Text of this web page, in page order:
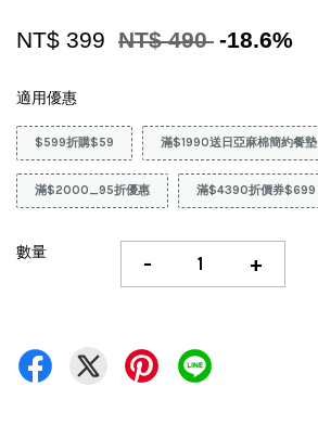
NT$ 399 NT$ 490 -18.6%
適用優惠
$599折購$59 滿$1990送日亞麻棉簡約餐墊
滿$2000_95折優惠 滿$4390折價券$699
數量 - +